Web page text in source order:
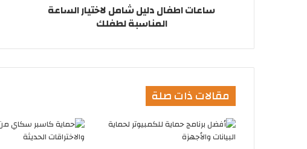
ساعات اطفال دليل شامل لاختيار الساعة
المناسبة لطفلك
مقالات ذات صلة